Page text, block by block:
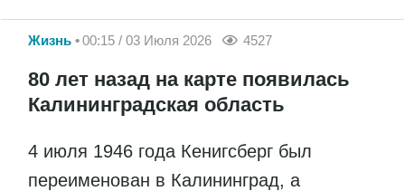
Жизнь 00:15 / 03 Июля 2026 4527
80 лет назад на карте появилась
Калининградская область
4 июля 1946 года Кенигсберг был
переименован в Калининград, а